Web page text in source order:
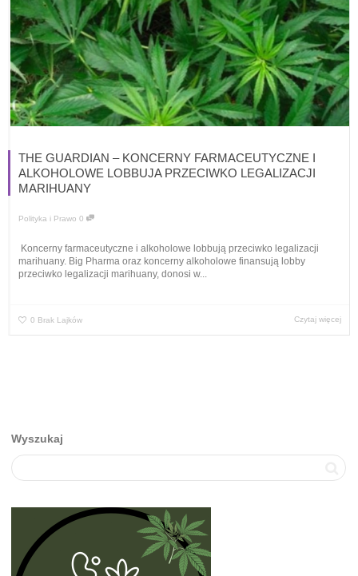
THE GUARDIAN – KONCERNY FARMACEUTYCZNE I
ALKOHOLOWE LOBBUJA PRZECIWKO LEGALIZACJI
MARIHUANY
Polityka i Prawo 0
Koncerny farmaceutyczne i alkoholowe lobbują przeciwko legalizacji
marihuany. Big Pharma oraz koncerny alkoholowe finansują lobby
przeciwko legalizacji marihuany, donosi w...
0 Brak Lajków Czytaj więcej
Wyszukaj